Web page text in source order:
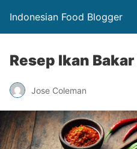
Indonesian Food Blogger
Resep Ikan
Jose Coleman